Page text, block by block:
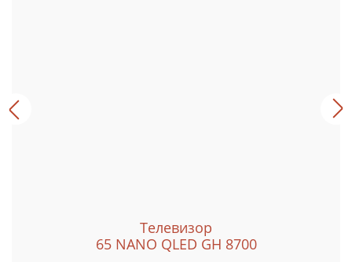
Телевизор
65 NANO QLED GH 8700